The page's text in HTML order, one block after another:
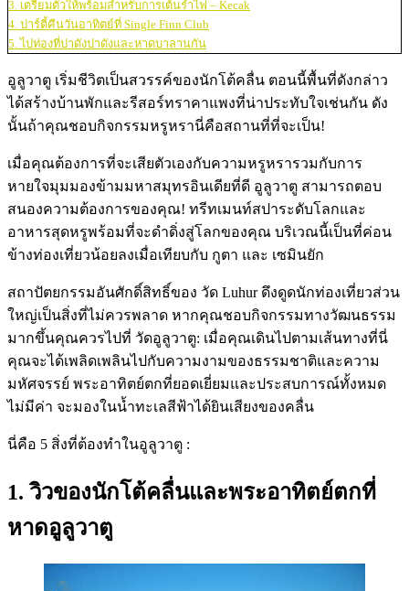
3. เตรียมตัวให้พร้อมสำหรับการเต้นรำไฟ – Kecak
4. ปาร์ตี้คืนวันอาทิตย์ที่ Single Finn Club
5. ไปท่องที่ปาดังปาดังและหาดบาลานกัน
อูลูวาตู เริ่มชีวิตเป็นสวรรค์ของนักโต้คลื่น ตอนนี้พื้นที่ดังกล่าว
ได้สร้างบ้านพักและรีสอร์ทราคาแพงที่น่าประทับใจเช่นกัน ดัง
นั้นถ้าคุณชอบกิจกรรมหรูหรานี่คือสถานที่ที่จะเป็น!
เมื่อคุณต้องการที่จะเสียตัวเองกับความหรูหรารวมกับการ
หายใจมุมมองข้ามมหาสมุทรอินเดียที่ดี อูลูวาตู สามารถตอบ
สนองความต้องการของคุณ! ทรีทเมนท์สปาระดับโลกและ
อาหารสุดหรูพร้อมที่จะดำดิ่งสู่โลกของคุณ บริเวณนี้เป็นที่ค่อน
ข้างท่องเที่ยวน้อยลงเมื่อเทียบกับ กูตา และ เซมินยัก
สถาปัตยกรรมอันศักดิ์สิทธิ์ของ วัด Luhur ดึงดูดนักท่องเที่ยวส่วน
ใหญ่เป็นสิ่งที่ไม่ควรพลาด หากคุณชอบกิจกรรมทางวัฒนธรรม
มากขึ้นคุณควรไปที่ วัดอูลูวาตู: เมื่อคุณเดินไปตามเส้นทางที่นี่
คุณจะได้เพลิดเพลินไปกับความงามของธรรมชาติและความ
มหัศจรรย์ พระอาทิตย์ตกที่ยอดเยี่ยมและประสบการณ์ทั้งหมด
ไม่มีค่า จะมองในน้ำทะเลสีฟ้าได้ยินเสียงของคลื่น
นี่คือ 5 สิ่งที่ต้องทำในอูลูวาตู :
1. วิวของนักโต้คลื่นและพระอาทิตย์ตกที่
หาดอูลูวาตู